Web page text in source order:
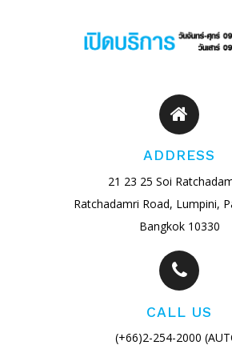
ADDRESS
21 23 25 Soi
Ratchadamri Road, Lumpini,
Bangkok 10330
CALL US
(+66)2-254-2000